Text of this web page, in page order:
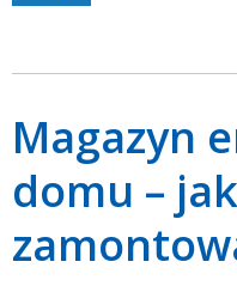
Magazyn
domu –